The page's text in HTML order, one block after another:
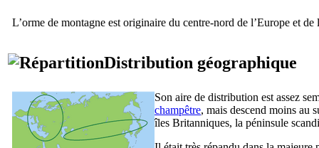
L’orme de montagne est originaire du centre-nord de l’Europe et de
Distribution géographique
Son aire de distribution est assez
champêtre, mais descend moins au
îles Britanniques, la péninsule